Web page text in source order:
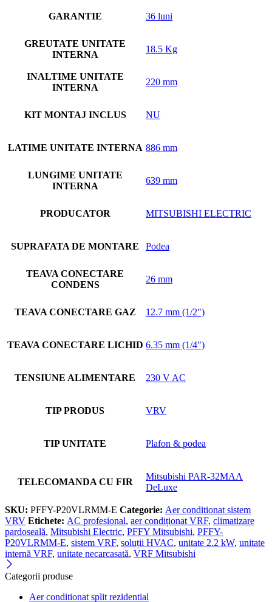
GARANTIE 36 luni
GREUTATE UNITATE
INTERNA
18.5 Kg
INALTIME UNITATE
INTERNA
220 mm
KIT MONTAJ INCLUS NU
LATIME UNITATE INTERNA 886 mm
LUNGIME UNITATE
INTERNA
639 mm
PRODUCATOR MITSUBISHI ELECTRIC
SUPRAFATA DE MONTARE Podea
TEAVA CONECTARE
CONDENS
26 mm
TEAVA CONECTARE GAZ 12.7 mm (1/2")
TEAVA CONECTARE LICHID 6.35 mm (1/4")
TENSIUNE ALIMENTARE 230 V AC
TIP PRODUS VRV
TIP UNITATE Plafon & podea
TELECOMANDA CU FIR
Mitsubishi PAR-32MAA
DeLuxe
SKU: PFFY-P20VLRMM-E Categorie: Aer conditionat sistem
VRV Etichete: AC profesional, aer condiționat VRF, climatizare
pardoseală, Mitsubishi Electric, PFFY Mitsubishi, PFFY-
P20VLRMM-E, sistem VRF, soluții HVAC, unitate 2.2 kW, unitate
internă VRF, unitate necarcasată, VRF Mitsubishi
Categorii produse
Aer conditionat split rezidential